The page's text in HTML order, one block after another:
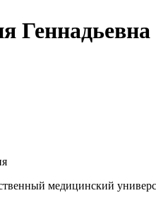
Геннадьевна
медицинский